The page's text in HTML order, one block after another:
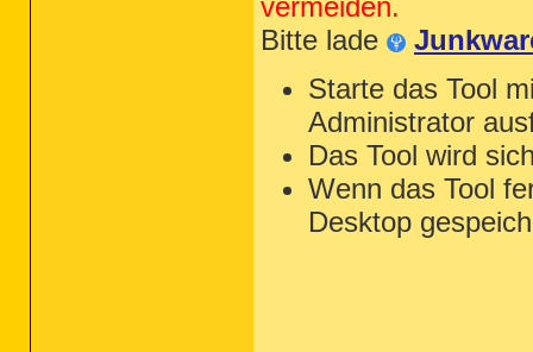
vermeiden.
Bitte lade
Starte das Tool
Administrator
Das Tool wird
Wenn das Tool
Desktop